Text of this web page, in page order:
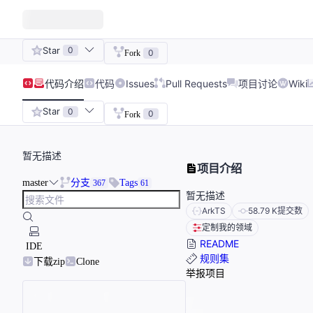
Star 0 Fork 0
代码介绍 代码 Issues Pull Requests 项目讨论 Wiki
Star 0 Fork 0
暂无描述
master 分支 367 Tags 61
IDE
下载zip
Clone
项目介绍
暂无描述
ArkTS 58.79 K提交数
定制我的领域
README
规则集
举报项目